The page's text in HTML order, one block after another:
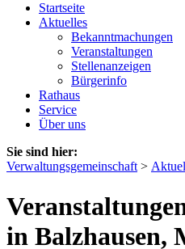
Startseite
Aktuelles
Bekanntmachungen
Veranstaltungen
Stellenanzeigen
Bürgerinfo
Rathaus
Service
Über uns
Sie sind hier:
Verwaltungsgemeinschaft >
in Balzhausen,